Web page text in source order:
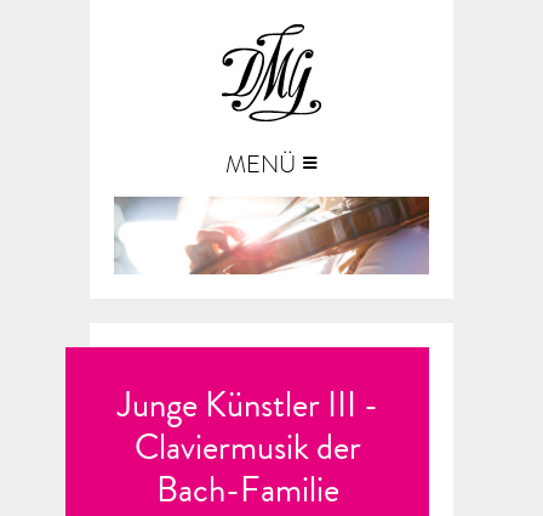
MENÜ ≡
Junge Künstler III -
Claviermusik der
Bach-Familie